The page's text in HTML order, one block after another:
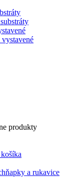
produkty
a rukavice